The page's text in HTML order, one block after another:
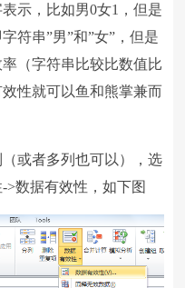
示，比如男0女1，但是
符串”男”和”女”，但是
（字符串比较比数值比
性就可以鱼和熊掌兼而
或者多列也可以），选
>数据有效性，如下图